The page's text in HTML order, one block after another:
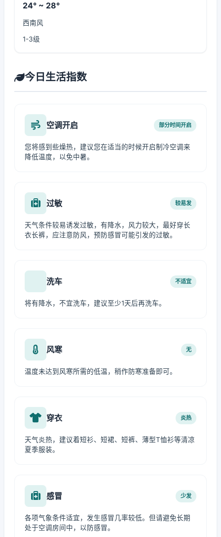
24° ~ 28°
西南风
1-3级
今日生活指数
空调开启 部分时间开启
您将感到些燥热，建议您在适当的时候开启制冷空调来
降低温度，以免中暑。
过敏 较易发
天气条件较易诱发过敏，有降水，风力较大，最好穿长
衣长裤，应注意防风，预防感冒可能引发的过敏。
洗车 不适宜
将有降水，不宜洗车，建议至少1天后再洗车。
风寒 无
温度未达到风寒所需的低温，稍作防寒准备即可。
穿衣 炎热
天气炎热，建议着短衫、短裙、短裤、薄型T恤衫等清凉
夏季服装。
感冒 少发
各项气象条件适宜，发生感冒几率较低。但请避免长期
处于空调房间中，以防感冒。